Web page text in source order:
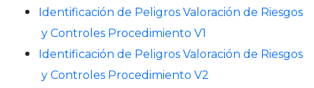
Identificación de Peligros Valoración de Riesgos
y Controles Procedimiento V1
Identificación de Peligros Valoración de Riesgos
y Controles Procedimiento V2